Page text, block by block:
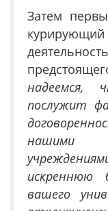
Затем
надеемся,
послужит
нашими
искреннюю
вашего